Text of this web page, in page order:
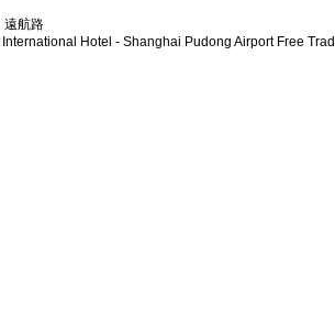
遠航路
Hotel - Shanghai Pudong Airport Free